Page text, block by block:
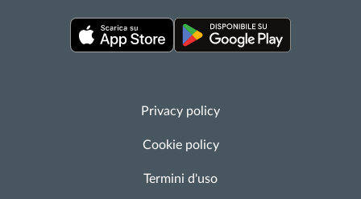
Privacy policy
Cookie policy
Termini d'uso